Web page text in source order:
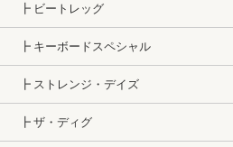
┣ ビートレッグ
┣ キーボードスペシャル
┣ ストレンジ・デイズ
┣ ザ・ディグ